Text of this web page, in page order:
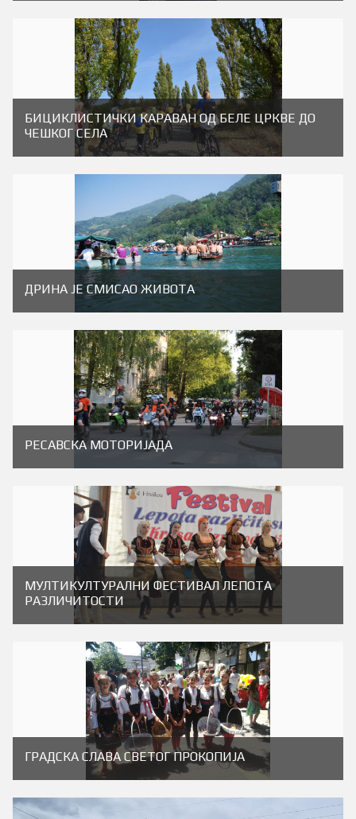
БИЦИКЛИСТИЧКИ КАРАВАН ОД БЕЛЕ ЦРКВЕ ДО
ЧЕШКОГ СЕЛА
ДРИНА ЈЕ СМИСАО ЖИВОТА
РЕСАВСКА МОТОРИЈАДА
МУЛТИКУЛТУРАЛНИ ФЕСТИВАЛ ЛЕПОТА
РАЗЛИЧИТОСТИ
ГРАДСКА СЛАВА СВЕТОГ ПРОКОПИЈА